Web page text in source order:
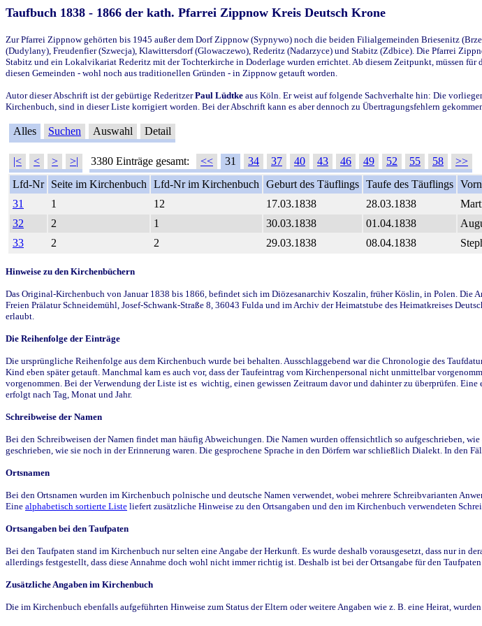
Taufbuch 1838 - 1866 der kath. Pfarrei Zippnow Kreis Deutsch Krone
Zur Pfarrei Zippnow gehörten bis 1945 außer dem Dorf Zippnow (Sypnywo) noch die beiden Filialgemeinden Briesenitz
(Dudylany), Freudenfier (Szwecja), Klawittersdorf (Glowaczewo), Rederitz (Nadarzyce) und Stabitz (Zdbice). Die Pfarrei
Stabitz und ein Lokalvikariat Rederitz mit der Tochterkirche in Doderlage wurden errichtet. Ab diesem Zeitpunkt, müssen
diesen Gemeinden - wohl noch aus traditionellen Gründen - in Zippnow getauft worden.
Autor dieser Abschrift ist der gebürtige RederitzerPaul Lüdtke aus Köln. Er weist auf folgende Sachverhalte hin: Die
Kirchenbuch, sind in dieser Liste korrigiert worden. Bei der Abschrift kann es aber dennoch zu Übertragungsfehlern
Alles Suchen Auswahl Detail
|< < > >| 3380 Einträge gesamt: << 31 34 37 40 43 46 49 52 55 58
>>
Lfd-Nr
Seite im Kirchenbuch Lfd-Nr im Kirchenbuch Geburt des Täuflings Taufe des Täuflings
31
1 12 17.03.1838 28.03.1838
32
2 1 30.03.1838 01.04.1838
33
2 2 29.03.1838 08.04.1838
Hinweise zu den Kirchenbüchern
Das Original-Kirchenbuch von Januar 1838 bis 1866, befindet sich im Diözesanarchiv Koszalin, früher Köslin, in Polen.
Freien Prälatur Schneidemühl, Josef-Schwank-Straße 8, 36043 Fulda und im Archiv der Heimatstube des Heimatkreises
erlaubt.
Die Reihenfolge der Einträge
Die ursprüngliche Reihenfolge aus dem Kirchenbuch wurde bei behalten. Ausschlaggebend war die Chronologie des
Kind eben später getauft. Manchmal kam es auch vor, dass der Taufeintrag vom Kirchenpersonal nicht unmittelbar
vorgenommen. Bei der Verwendung der Liste ist es wichtig, einen gewissen Zeitraum davor und dahinter zu überprüfen.
erfolgt nach Tag, Monat und Jahr.
Schreibweise der Namen
Bei den Schreibweisen der Namen findet man häufig Abweichungen. Die Namen wurden offensichtlich so aufgeschrieben,
geschrieben, wie sie noch in der Erinnerung waren. Die gesprochene Sprache in den Dörfern war schließlich Dialekt. In den
Ortsnamen
Bei den Ortsnamen wurden im Kirchenbuch polnische und deutsche Namen verwendet, wobei mehrere Schreibvarianten
Eine alphabetisch sortierte Liste liefert zusätzliche Hinweise zu den Ortsangaben und den im Kirchenbuch verwendeten
Ortsangaben bei den Taufpaten
Bei den Taufpaten stand im Kirchenbuch nur selten eine Angabe der Herkunft. Es wurde deshalb vorausgesetzt, dass nur in
allerdings festgestellt, dass diese Annahme doch wohl nicht immer richtig ist. Deshalb ist bei der Ortsangabe für den
Zusätzliche Angaben im Kirchenbuch
Die im Kirchenbuch ebenfalls aufgeführten Hinweise zum Status der Eltern oder weitere Angaben wie z. B. eine Heirat,